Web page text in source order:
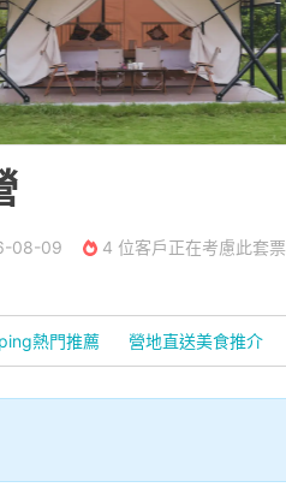
08-09
4 位客戶正在考慮此套票
熱門推薦 營地直送美食推介